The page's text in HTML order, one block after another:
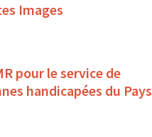
Images
pour le service de
handicapées du Pays